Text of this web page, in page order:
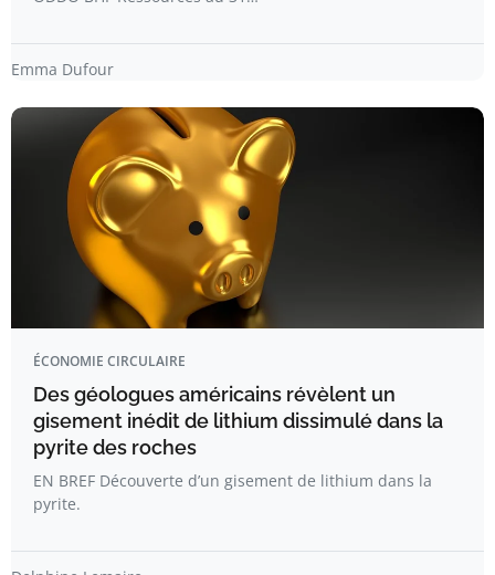
Emma Dufour
ÉCONOMIE CIRCULAIRE
Des géologues américains révèlent un
gisement inédit de lithium dissimulé dans la
pyrite des roches
EN BREF Découverte d’un gisement de lithium dans la
pyrite.